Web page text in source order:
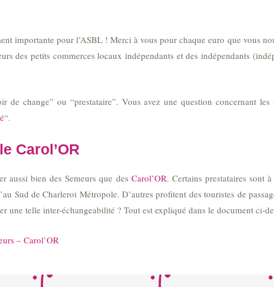
importante pour l’ASBL ! Merci à vous pour chaque euro que vous
des petits commerces locaux indépendants et des indépendants
de change” ou “prestataire”. Vous avez une question concernant les
“.
Carol’OR
aussi bien des Semeurs que des Carol’OR. Certains prestataires sont
Sud de Charleroi Métropole. D’autres profitent des touristes de
une telle inter-échangeabilité ? Tout est expliqué dans le document ci-
– Carol’OR